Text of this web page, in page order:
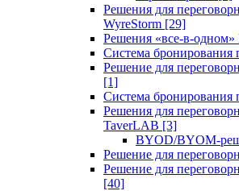
Решения для
WyreStorm [29]
Решения «все-в-одном»
Система
Решение для
[1]
Система
Решения для
TaverLAB [3]
BYOD/BYOM-
Решение для
Решение для
[40]